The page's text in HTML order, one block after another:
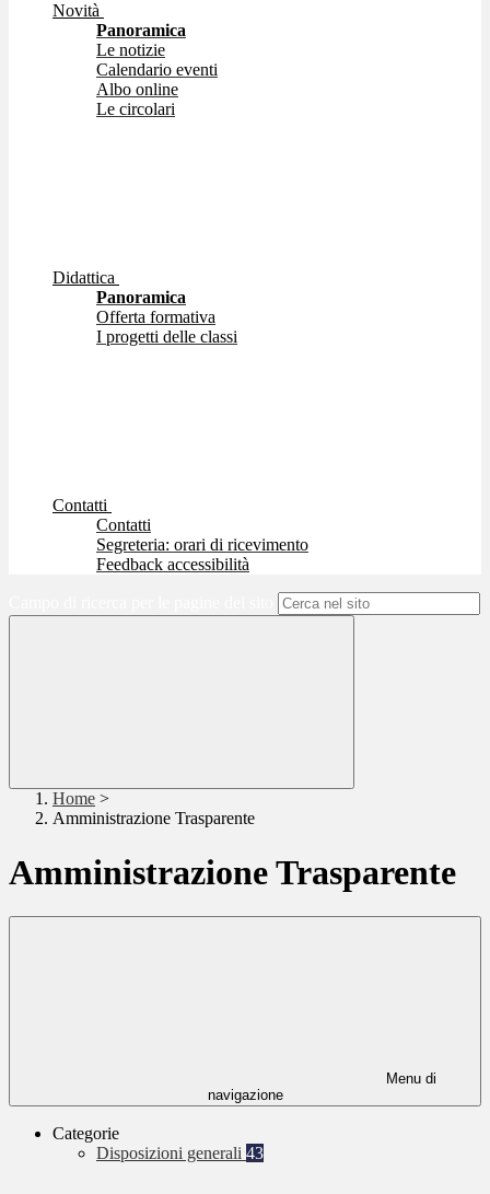
Novità
Panoramica
Le notizie
Calendario eventi
Albo online
Le circolari
Didattica
Panoramica
Offerta formativa
I progetti delle classi
Contatti
Contatti
Segreteria: orari di ricevimento
Feedback accessibilità
Home >
Amministrazione Trasparente
Amministrazione Trasparente
Menu di
navigazione
Categorie
Disposizioni generali 43